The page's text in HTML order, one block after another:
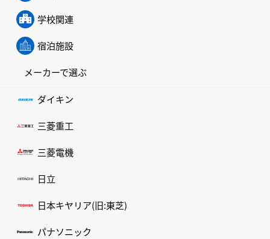
学校関連
宿泊施設
メーカーで選ぶ
ダイキン
三菱重工
三菱電機
日立
日本キヤリア(旧:東芝)
パナソニック